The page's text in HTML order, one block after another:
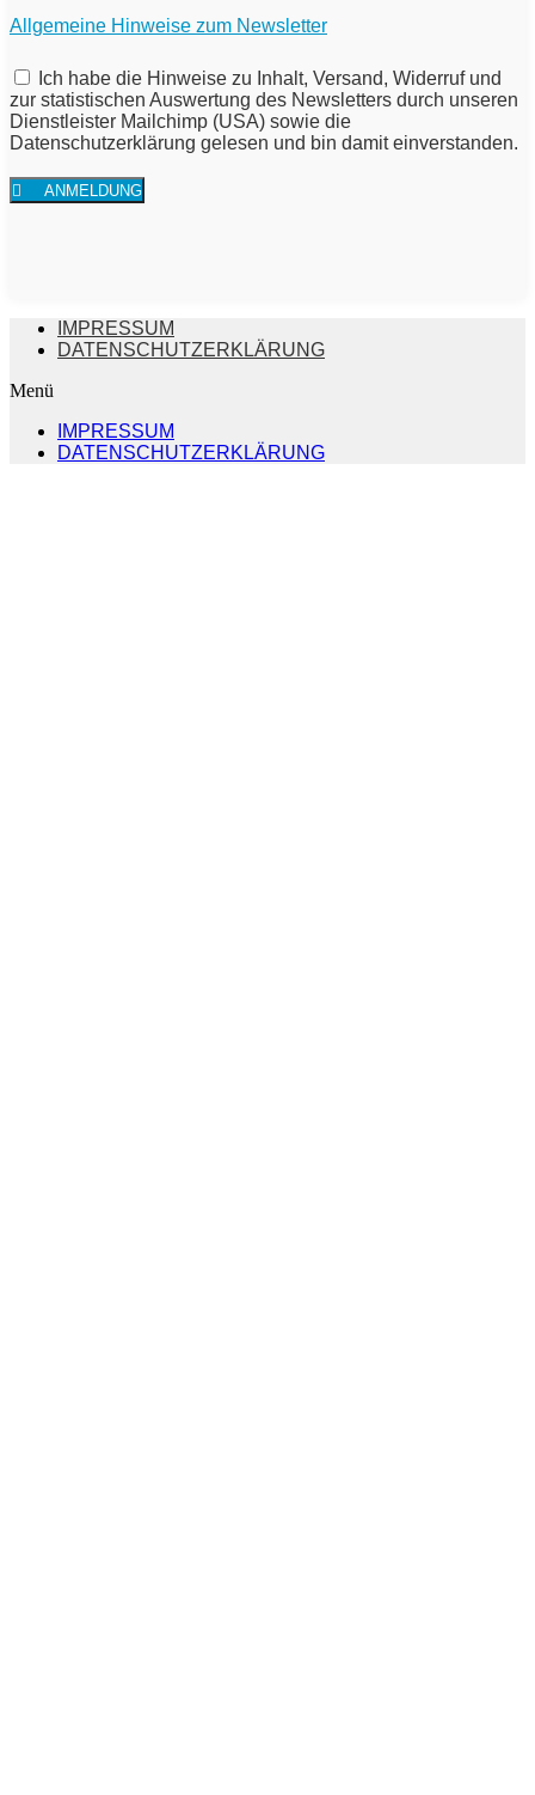
Allgemeine Hinweise zum Newsletter
Ich habe die Hinweise zu Inhalt, Versand, Widerruf und
zur statistischen Auswertung des Newsletters durch unseren
Dienstleister Mailchimp (USA) sowie die
Datenschutzerklärung gelesen und bin damit einverstanden.
ANMELDUNG
IMPRESSUM
DATENSCHUTZERKLÄRUNG
Menü
IMPRESSUM
DATENSCHUTZERKLÄRUNG